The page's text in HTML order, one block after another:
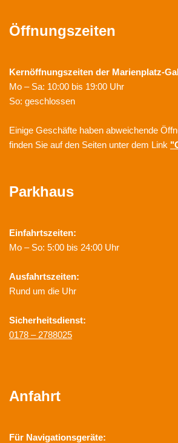
Öffnungszeiten
Kernöffnungszeiten der Marienplatz-
Mo – Sa: 10:00 bis 19:00 Uhr
So: geschlossen
Einige Geschäfte haben abweichende
finden Sie auf den Seiten unter dem Link
Parkhaus
Einfahrtszeiten:
Mo – So: 5:00 bis 24:00 Uhr
Ausfahrtszeiten:
Rund um die Uhr
Sicherheitsdienst:
0178 – 2788025
Anfahrt
Für Navigationsgeräte: